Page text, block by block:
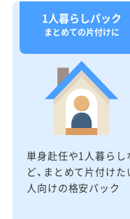
1人暮らしパック
まとめての片付けに
単身赴任や1人暮らし
ど、まとめて片付けた
人向けの格安パック